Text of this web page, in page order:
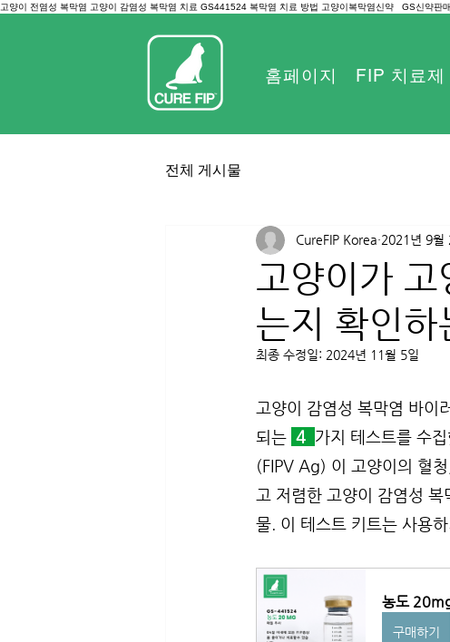
고양이 전염성 복막염 고양이 감염성 복막염 치료 GS441524 복막염 치료 방법 고양이복막염신약 GS신약
홈페이지 FIP 치료제
전체 게시물
고양이가 고
는지 확인
CureFIP Korea 2021년 9월
최종 수정일: 2024년 11월 5일
고양이 감염성 복막염 바이
되는 4 가지 테스트를 수
(FIPV Ag) 이 고양이의 혈
고 저렴한 고양이 감염성
물. 이 테스트 키트는 사용
농도
구매하기